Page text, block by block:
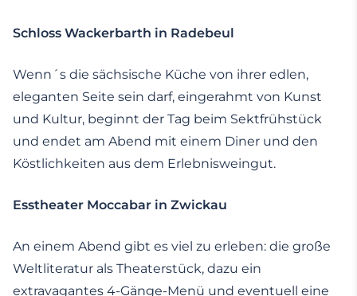
Schloss Wackerbarth in Radebeul
Wenn´s die sächsische Küche von ihrer edlen,
eleganten Seite sein darf, eingerahmt von Kunst
und Kultur, beginnt der Tag beim Sektfrühstück
und endet am Abend mit einem Diner und den
Köstlichkeiten aus dem Erlebnisweingut.
Esstheater Moccabar in Zwickau
An einem Abend gibt es viel zu erleben: die große
Weltliteratur als Theaterstück, dazu ein
extravagantes 4-Gänge-Menü und eventuell eine